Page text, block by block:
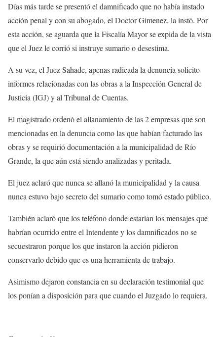
Días más tarde se presentó el damnificado que no había instado
acción penal y con su abogado, el Doctor Gimenez, la instó. Por
esta acción, se aguarda que la Fiscalía Mayor se expida de la vista
que el Juez le corrió si instruye sumario o desestima.
A su vez, el Juez Sahade, apenas radicada la denuncia solicito
informes relacionadas con las obras a la Inspección General de
Justicia (IGJ) y al Tribunal de Cuentas.
El magistrado ordenó el allanamiento de las 2 empresas que son
mencionadas en la denuncia como las que habían facturado las
obras y se requirió documentación a la municipalidad de Río
Grande, la que aún está siendo analizadas y peritada.
El juez aclaró que nunca se allanó la municipalidad y la causa
nunca estuvo bajo secreto del sumario como tomó estado público.
También aclaró que los teléfono donde estarían los mensajes que
habrían ocurrido entre el Intendente y los damnificados no se
secuestraron porque los que instaron la acción pidieron
conservarlo debido que es una herramienta de trabajo.
Asimismo dejaron constancia en su declaración testimonial que
los ponían a disposición para que cuando el Juzgado lo requiera.